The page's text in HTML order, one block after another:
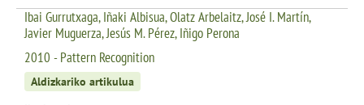
Ibai Gurrutxaga, Iñaki Albisua, Olatz Arbelaitz, José I. Martín,
Javier Muguerza, Jesús M. Pérez, Iñigo Perona
2010 - Pattern Recognition
Aldizkariko artikulua